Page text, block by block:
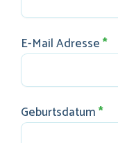
E-Mail Adresse*
Geburtsdatum*